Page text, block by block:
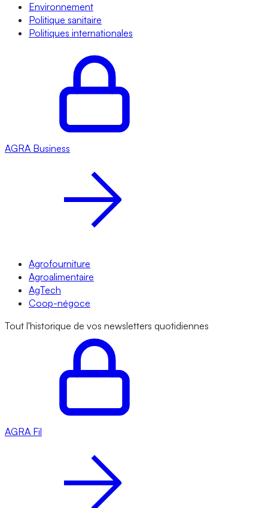
Environnement
Politique sanitaire
Politiques internationales
AGRA Business
Agrofourniture
Agroalimentaire
AgTech
Coop-négoce
Tout l'historique de vos newsletters quotidiennes
AGRA Fil